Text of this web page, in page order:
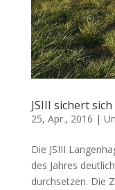
JSIII sichert
25, Apr., 2016 |
Die JSIII
des Jahres
durchsetzen. Die